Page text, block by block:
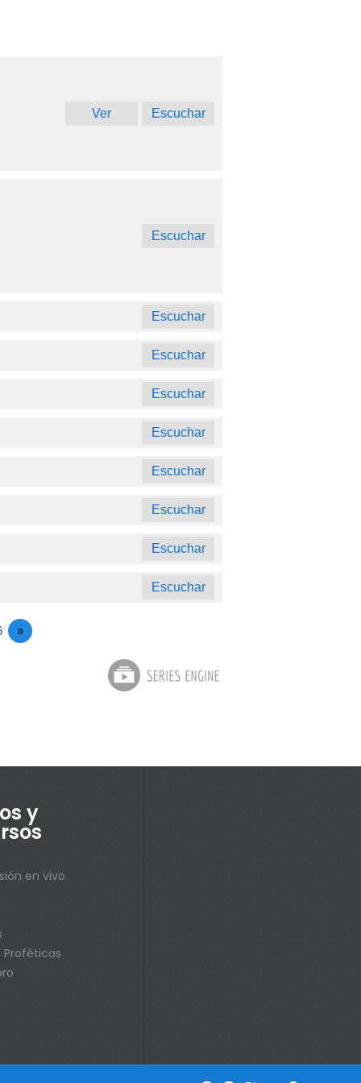
Ver Escuchar
Escuchar
Escuchar
Escuchar
Escuchar
Escuchar
Escuchar
Escuchar
Escuchar
Escuchar
»
y
en vivo
Proféticas